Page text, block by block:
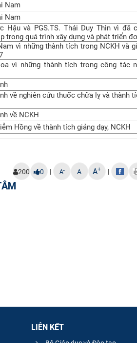
Nam
Nam
Hậu và PGS.TS. Thái Duy Thìn vì đã
trong quá trình xây dựng và phát triển
vì những thành tích trong NCKH và
vì những thành tích trong công tác
về nghiên cứu thuốc chữa lỵ và thành
về NCKH
Hồng về thành tích giảng dạy, NCKH
200 0 | A- A A+ |
LIÊN KẾT